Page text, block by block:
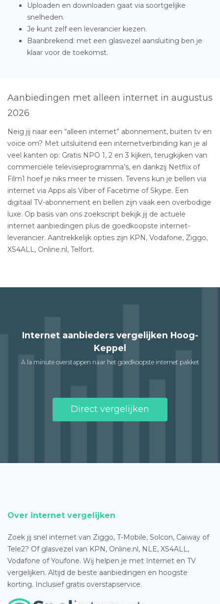
Uploaden en downloaden gaat via soortgelijke
snelheden.
Je kunt zelf een leverancier kiezen.
Baanbrekend: met een glasvezel aansluiting ben je
klaar voor de toekomst.
Aanbiedingen met alleen internet in augustus
2026
Neig jij naar een “alleen internet” abonnement, buiten tv en
voice om? Met uitsluitend een internetverbinding kan je al
veel kanten op: Gratis NPO 1, 2 en 3 kijken, terugkijken van
commerciële televisieprogramma’s, en dankzij Netflix of
Film1 hoef je niks meer te missen. Tevens kun je bellen via
internet via Apps als Viber of Facetime of Skype. Een
digitaal TV-abonnement en bellen zijn vaak een overbodige
luxe. Op basis van ons zoekscript bekijk jij de actuele
internet aanbiedingen plus de goedkoopste internet-
leverancier. Aantrekkelijk opties zijn KPN, Vodafone, Ziggo,
XS4ALL, Online.nl, Telfort.
Internet aanbieders vergelijken Hoog-
Keppel
À la minute overstappen naar het goedkoopste internet pakket
Direct vergelijken
Over internet vergelijken
Zoek jij snel internet van Ziggo, T-Mobile, Solcon, Caiway of
Tele2? Of glasvezel van KPN, Online.nl, NLE, XS4ALL,
Vodafone of Youfone. Wij helpen je met Internet en TV
vergelijken. Altijd de beste aanbiedingen en hoogste
korting. Inclusief gratis overstapservice.